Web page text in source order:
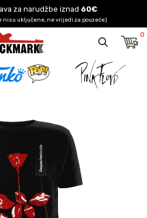
za narudžbe iznad 60€
nisu uključene, ne vrijedi za pouzeće)
0